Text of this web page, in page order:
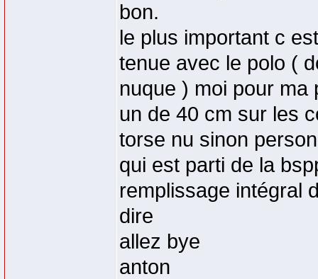
bon.
le plus important c
tenue avec le polo (
nuque ) moi pour ma
un de 40 cm sur les
torse nu sinon
qui est parti de la
remplissage intégral
dire
allez bye
anton